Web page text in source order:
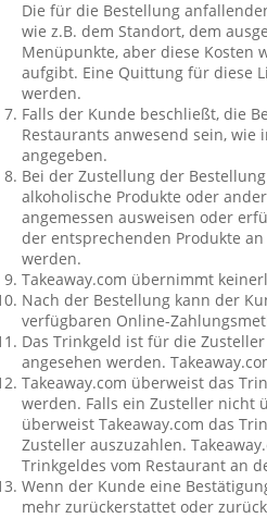
Die für die Bestellung
wie z.B. dem Standort, dem
Menüpunkte, aber diese Kosten
aufgibt. Eine Quittung für diese
werden.
Falls der Kunde beschließt, die
Restaurants anwesend sein, wie
angegeben.
Bei der Zustellung der
alkoholische Produkte oder
angemessen ausweisen oder
der entsprechenden Produkte
werden.
Takeaway.com übernimmt
Nach der Bestellung kann der
verfügbaren Online-
Das Trinkgeld ist für die
angesehen werden.
Takeaway.com überweist das
werden. Falls ein Zusteller nicht
überweist Takeaway.com das
Zusteller auszuzahlen.
Trinkgeldes vom Restaurant an
Wenn der Kunde eine
mehr zurückerstattet oder